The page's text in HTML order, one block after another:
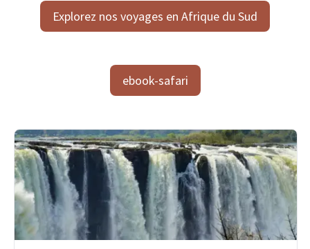
Explorez nos voyages en Afrique du Sud
ebook-safari